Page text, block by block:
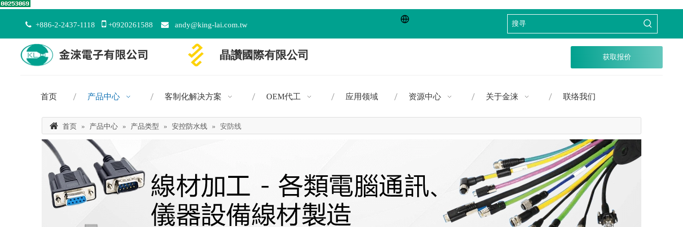
 +886-2-2437-1118  +0920261588  andy@king-lai.com.tw
获取报价
首页 产品中心 客制化解决方案 OEM代工 应用领域 资源中心 关于金涞 联络我们
首页 » 产品中心 » 产品类型 » 安控防水线 » 安防线